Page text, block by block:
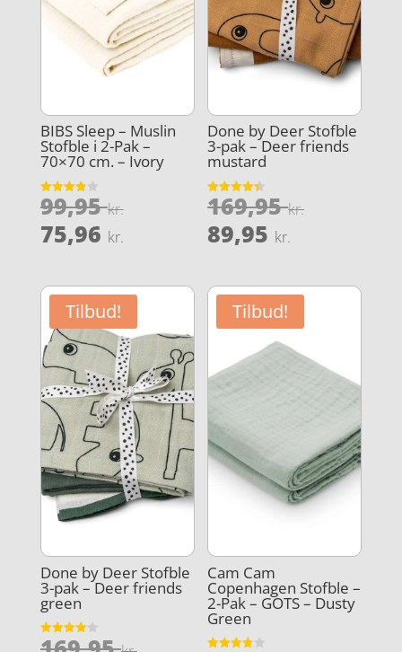
BIBS Sleep – Muslin
Stofble i 2-Pak –
70×70 cm. – Ivory
Vurderet
3.9
99,95kr.Den
oprindelige
pris
99,95 kr..
75,96 kr.
pris
er:
75,96 kr..
Done by Deer Stofble
3-pak – Deer friends
mustard
Vurderet
4.4
169,95kr.Den
169,95
89,95 kr.
pris
er:
89,95 kr..
Tilbud!
Done by Deer Stofble
3-pak – Deer friends
green
Vurderet
Tilbud!
Cam Cam
Copenhagen Stofble –
2-Pak – GOTS – Dusty
Green